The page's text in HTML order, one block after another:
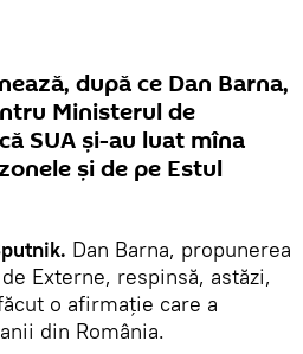
după ce Dan Barna,
Ministerul de
SUA și-au luat mîna
și de pe Estul
Dan Barna, propunerea
Externe, respinsă, astăzi,
o afirmație care a
din România.